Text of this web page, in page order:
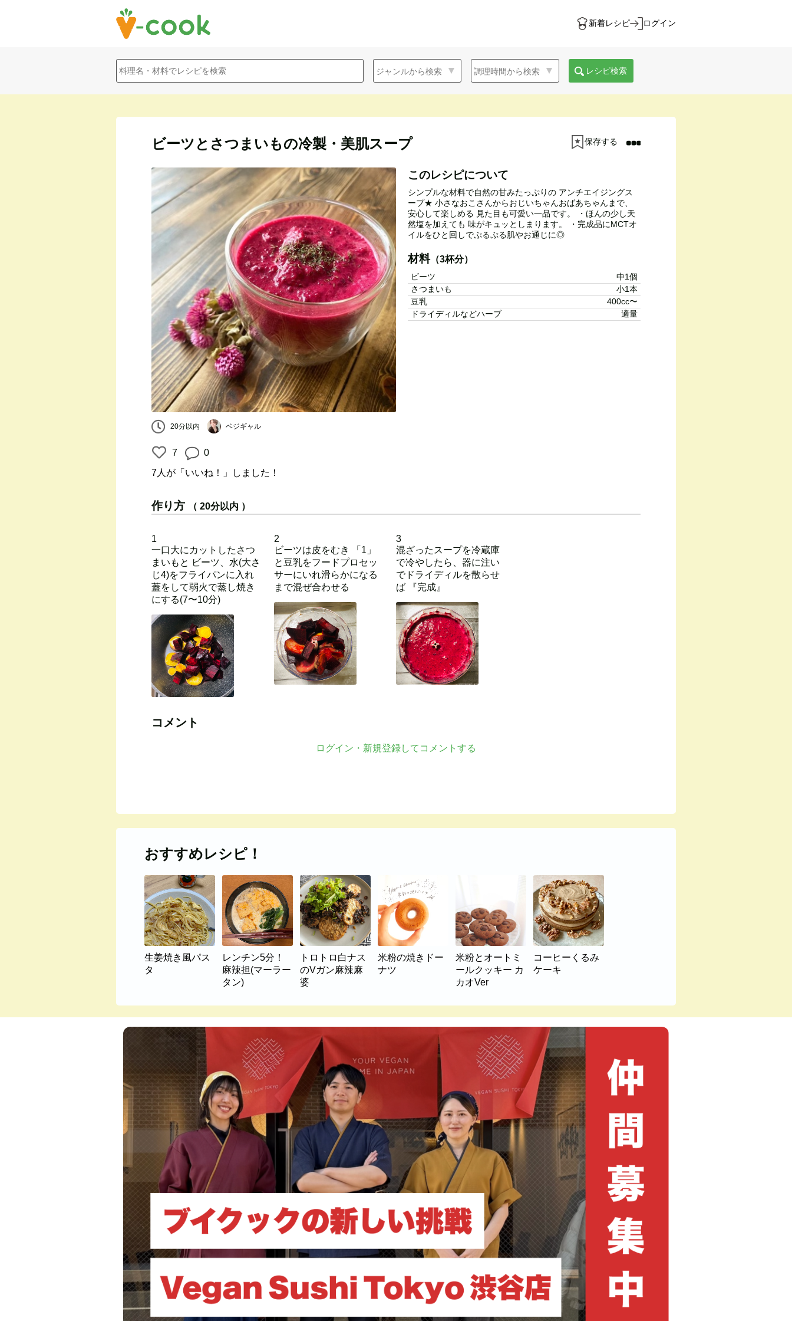
新着レシピ ログイン
レシピ検索
ビーツとさつまいもの冷製・美肌スープ 保存する
20分以内 ベジギャル
7 0
7人 が「いいね！」しました！
このレシピについて
シンプルな材料で自然の甘みたっぷりの アンチエイジングス
ープ★ 小さなおこさんからおじいちゃんおばあちゃんまで、
安心して楽しめる 見た目も可愛い一品です。 ・ほんの少し天
然塩を加えても 味がキュッとしまります。 ・完成品にMCTオ
イルをひと回しでぷるぷる肌やお通じに◎
材料（3杯分）
ビーツ
中1個
さつまいも
小1本
豆乳
400cc〜
ドライディルなどハーブ
適量
作り方 （ 20分以内 ）
1
一口大にカットしたさつ
まいもと ビーツ、水(大さ
じ4)をフライパンに入れ
蓋をして弱火で蒸し焼き
にする(7〜10分)
2
ビーツは皮をむき 「1」
と豆乳をフードプロセッ
サーにいれ滑らかになる
まで混ぜ合わせる
3
混ざったスープを冷蔵庫
で冷やしたら、器に注い
でドライディルを散らせ
ば 『完成』
コメント
ログイン・新規登録してコメントする
おすすめレシピ！
生姜焼き風パス
タ
レンチン5分！
麻辣担(マーラー
タン)
トロトロ白ナス
のVガン麻辣麻
婆
米粉の焼きドー
ナツ
米粉とオートミ
ールクッキー カ
カオVer
コーヒーくるみ
ケーキ